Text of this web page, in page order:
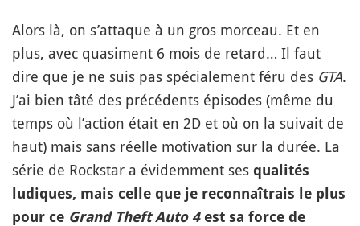
Alors là, on s’attaque à un gros morceau. Et en
plus, avec quasiment 6 mois de retard… Il faut
dire que je ne suis pas spécialement féru des GTA.
J’ai bien tâté des précédents épisodes (même du
temps où l’action était en 2D et où on la suivait de
haut) mais sans réelle motivation sur la durée. La
série de Rockstar a évidemment ses qualités
ludiques, mais celle que je reconnaîtrais le plus
pour ce Grand Theft Auto 4est sa force de